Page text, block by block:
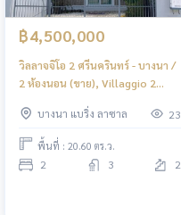
฿4,500,000
วิลลาจจิโอ 2 ศรีนครินทร์ - บางนา /
2 ห้องนอน (ขาย), Villaggio 2
Bedrooms (FOR SALE) DA041
บางนา แบริ่ง ลาซาล 23
พื้นที่ : 20.60 ตร.ว.
2 3 2